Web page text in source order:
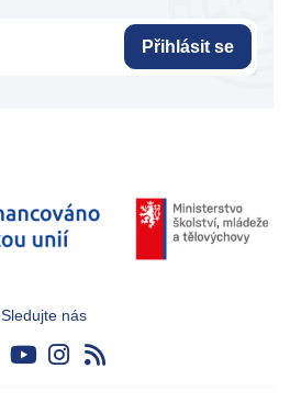
Přihlásit se
Sledujte nás